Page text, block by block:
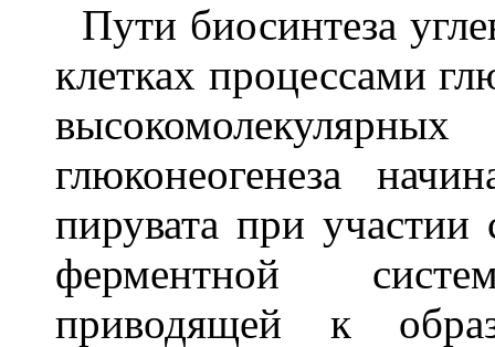
Пути биосинтеза
клетках процессами
глюконеогенеза
пирувата при участии
ферментной
приводящей к